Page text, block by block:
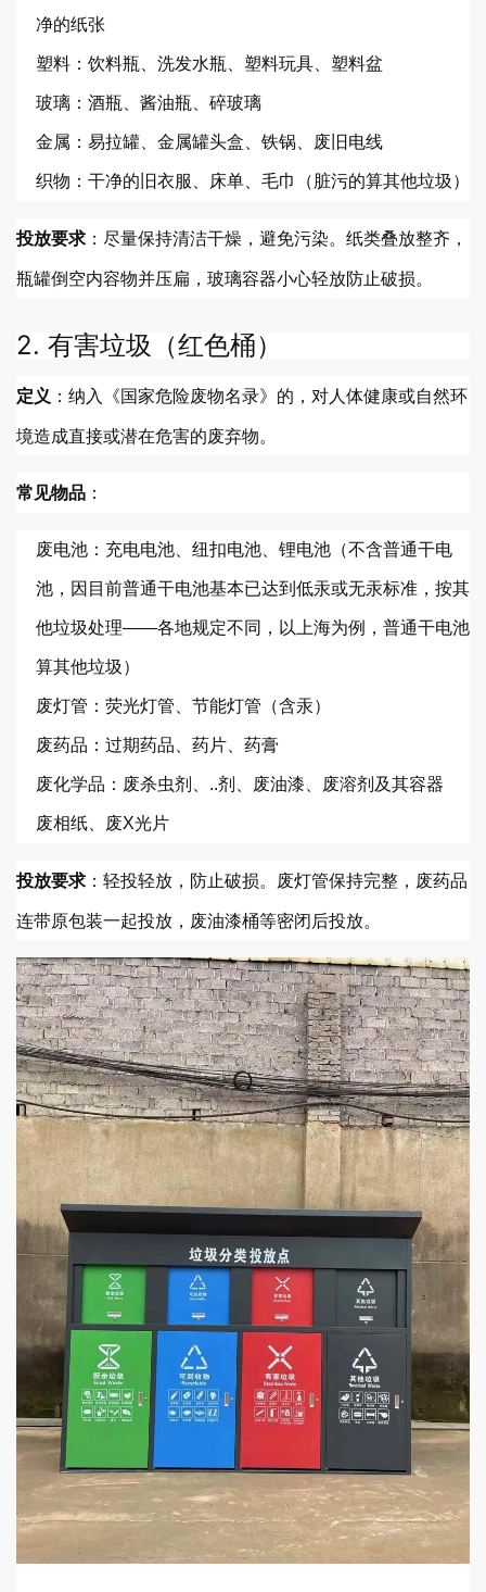
净的纸张
塑料：饮料瓶、洗发水瓶、塑料玩具、塑料盆
玻璃：酒瓶、酱油瓶、碎玻璃
金属：易拉罐、金属罐头盒、铁锅、废旧电线
织物：干净的旧衣服、床单、毛巾（脏污的算其他垃圾）
投放要求：尽量保持清洁干燥，避免污染。纸类叠放整齐，
瓶罐倒空内容物并压扁，玻璃容器小心轻放防止破损。
2. 有害垃圾（红色桶）
定义 ：纳入《国家危险废物名录》的，对人体健康或自然环
境造成直接或潜在危害的废弃物。
常见物品 ：
废电池：充电电池、纽扣电池、锂电池（不含普通干电
池，因目前普通干电池基本已达到低汞或无汞标准，按其
他垃圾处理——各地规定不同，以上海为例，普通干电池
算其他垃圾）
废灯管：荧光灯管、节能灯管（含汞）
废药品：过期药品、药片、药膏
废化学品：废杀虫剂、..剂、废油漆、废溶剂及其容器
废相纸、废X光片
投放要求：轻投轻放，防止破损。废灯管保持完整，废药品
连带原包装一起投放，废油漆桶等密闭后投放。